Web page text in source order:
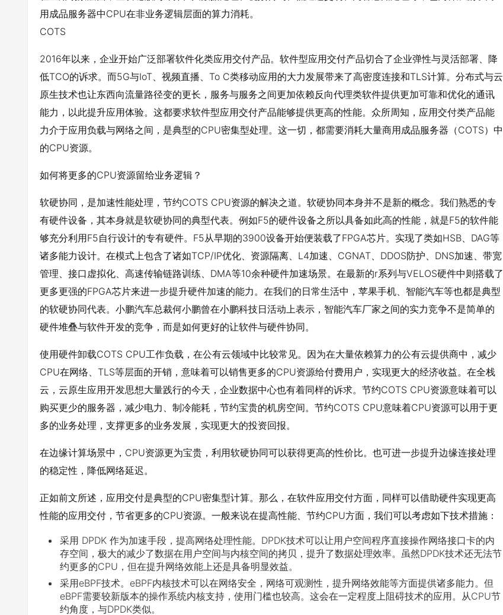
用成品服务器中CPU在非业务逻辑层面的算力消耗。
COTS
2016年以来，企业开始广泛部署软件化类应用交付产品。软件型应用交付产品切合了企业弹性与灵活部署、降
低TCO的诉求。而5G与IoT、视频直播、To C类移动应用的大力发展带来了高密度连接和TLS计算。分布式与云
原生技术也让东西向流量路径变的更长，服务与服务之间更加依赖反向代理类软件提供更加可靠和优化的通讯
能力，以此提升应用体验。这都要求软件型应用交付产品能够提供更高的性能。众所周知，应用交付类产品能
力介于应用负载与网络之间，是典型的CPU密集型处理。这一切，都需要消耗大量商用成品服务器（COTS）中
的CPU资源。
如何将更多的CPU资源留给业务逻辑？
软硬协同，是加速性能处理，节约COTS CPU资源的解决之道。软硬协同本身并不是新的概念。我们熟悉的专
有硬件设备，其本身就是软硬协同的典型代表。例如F5的硬件设备之所以具备如此高的性能，就是F5的软件能
够充分利用F5自行设计的专有硬件。F5从早期的3900设备开始便装载了FPGA芯片。实现了类如HSB、DAG等
诸多能力设计。在模式上包含了诸如TCP/IP优化、资源隔离、L4加速、CGNAT、DDOS防护、DNS加速、带宽
管理、接口虚拟化、高速传输链路训练、DMA等10余种硬件加速场景。在最新的r系列与VELOS硬件中则搭载了
更多更强的FPGA芯片来进一步提升硬件加速的能力。在我们的日常生活中，苹果手机、智能汽车等也都是典型
的软硬协同代表。小鹏汽车总裁何小鹏曾在小鹏科技日活动上表示，智能汽车厂家之间的实力竞争不是简单的
硬件堆叠与软件开发的竞争，而是如何更好的让软件与硬件协同。
使用硬件卸载COTS CPU工作负载，在公有云领域中比较常见。因为在大量依赖算力的公有云提供商中，减少
CPU在网络、TLS等层面的开销，意味着可以销售更多的CPU资源给付费用户，实现更大的经济收益。在全栈
云，云原生应用开发思想大量践行的今天，企业数据中心也有着同样的诉求。节约COTS CPU资源意味着可以
购买更少的服务器，减少电力、制冷能耗，节约宝贵的机房空间。节约COTS CPU意味着CPU资源可以用于更
多的业务处理，支撑更多的业务发展，实现更大的投资回报。
在边缘计算场景中，CPU资源更为宝贵，利用软硬协同可以获得更高的性价比。也可进一步提升边缘连接处理
的稳定性，降低网络延迟。
正如前文所述，应用交付是典型的CPU密集型计算。那么，在软件应用交付方面，同样可以借助硬件实现更高
性能的应用交付，节省更多的CPU资源。一般来说在提高性能、节约CPU方面，我们可以考虑如下技术措施：
采用 DPDK 作为加速手段，提高网络处理性能。DPDK技术可以让用户空间程序直接操作网络接口卡的内
存空间，极大的减少了数据在用户空间与内核空间的拷贝，提升了数据处理效率。虽然DPDK技术还无法节
约更多的CPU，但在提升网络效能上还是具备明显效益。
采用eBPF技术。eBPF内核技术可以在网络安全，网络可观测性，提升网络效能等方面提供诸多能力。但
eBPF需要较新版本的操作系统内核支持，使用门槛也较高。这会在一定程度上阻碍技术的应用。从CPU节
约角度，与DPDK类似。